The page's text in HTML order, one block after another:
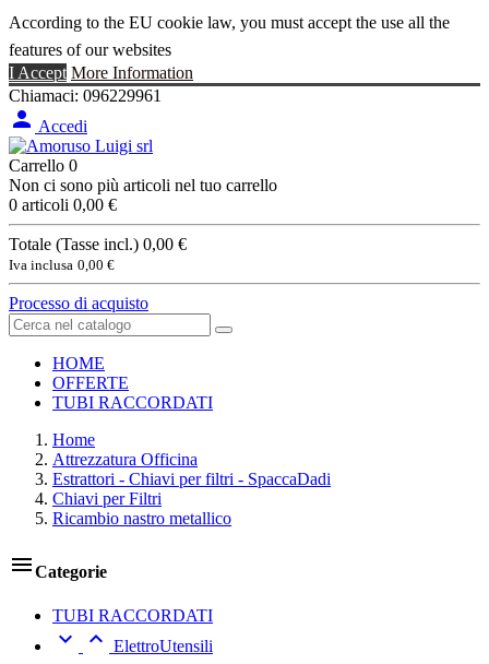
According to the EU cookie law, you must accept the use all the
features of our websites
I Accept More Information
Chiamaci: 096229961
 Accedi
Carrello 0
Non ci sono più articoli nel tuo carrello
0 articoli 0,00 €
Totale (Tasse incl.) 0,00 €
Iva inclusa 0,00 €
Processo di acquisto
HOME
OFFERTE
TUBI RACCORDATI
Home
Attrezzatura Officina
Estrattori - Chiavi per filtri - SpaccaDadi
Chiavi per Filtri
Ricambio nastro metallico
Categorie
TUBI RACCORDATI
  ElettroUtensili